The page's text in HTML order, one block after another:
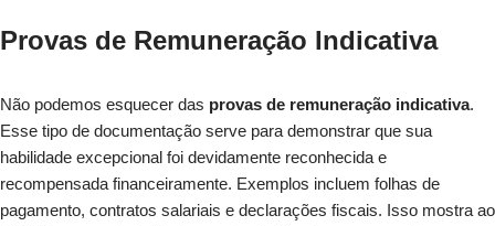
Provas de Remuneração Indicativa
Não podemos esquecer das provas de remuneração indicativa.
Esse tipo de documentação serve para demonstrar que sua
habilidade excepcional foi devidamente reconhecida e
recompensada financeiramente. Exemplos incluem folhas de
pagamento, contratos salariais e declarações fiscais. Isso mostra ao